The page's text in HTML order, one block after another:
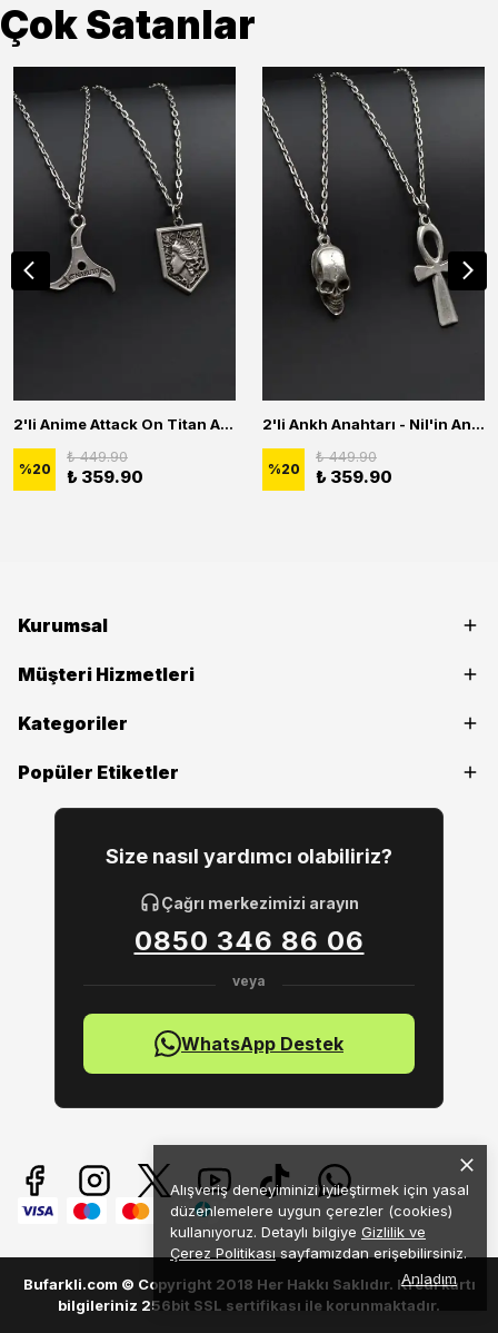
Alışveriş deneyiminizi iyileştirmek için yasal
düzenlemelere uygun çerezler (cookies)
kullanıyoruz. Detaylı bilgiye Gizlilik ve
Çerez Politikası sayfamızdan erişebilirsiniz.
Anladım
Çok Satanlar
2'li Anime Attack On Titan Acrylic Maria Anime Naruto Erkek Kadın Kolye Seti
%20
₺ 449.90
₺ 359.90
2'li Ankh Anahtarı - Nil'in Anahtarı - Kuru Kafa Erkek Kadın Kolye Seti
%20
₺ 449.90
₺ 359.90
Kurumsal
Müşteri Hizmetleri
Kategoriler
Popüler Etiketler
Size nasıl yardımcı olabiliriz?
Çağrı merkezimizi arayın
0850 346 86 06
WhatsApp Destek
Bufarkli.com © Copyright 2018 Her Hakkı Saklıdır. Kredi kartı
bilgileriniz 256bit SSL sertifikası ile korunmaktadır.